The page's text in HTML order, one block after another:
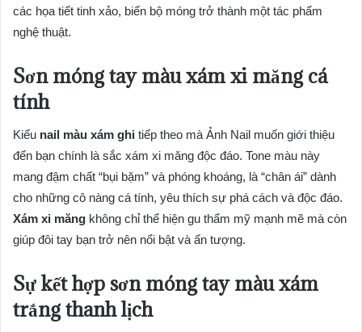
các họa tiết tinh xảo, biến bộ móng trở thành một tác phẩm
nghệ thuật.
Sơn móng tay màu xám xi măng cá
tính
Kiểu nail màu xám ghi tiếp theo mà Ảnh Nail muốn giới thiệu
đến bạn chính là sắc xám xi măng độc đáo. Tone màu này
mang đậm chất “bụi bặm” và phóng khoáng, là “chân ái” dành
cho những cô nàng cá tính, yêu thích sự phá cách và độc đáo.
Xám xi măng không chỉ thể hiện gu thẩm mỹ mạnh mẽ mà còn
giúp đôi tay bạn trở nên nổi bật và ấn tượng.
Sự kết hợp sơn móng tay màu xám
trắng thanh lịch